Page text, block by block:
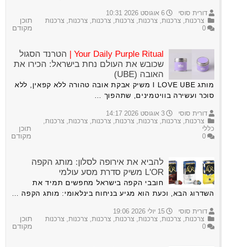
דורית סוסי
6 אוגוסט 2026 10:31
צרכנות, צרכנות, צרכנות, צרכנות, צרכנות, צרכנות, צרכנות
0
תוכן
מקודם
Your Daily Purple Ritual |
הטרנד הסגול
שכובש את העולם נחת בישראל: הכירו את
האובה (UBE)
מותג I LOVE UBE משיק אבקת אובה טהורה ללא קפאין, ללא
סוכר ועשירה בוויטמינים, שתהפוך …
דורית סוסי
3 אוגוסט 2026 14:17
צרכנות, צרכנות, צרכנות, צרכנות, צרכנות, צרכנות, צרכנות,
כללי
0
תוכן
מקודם
להביא את אירופה לסלון: מותג הקפה
L'OR משיק סדרת מסע עולמי
חובבי הקפה בישראל מחפשים תמיד את
השדרוג הבא, וכעת הוא מגיע בניחוח בינלאומי: מותג הקפה …
דורית סוסי
15 יולי 2026 19:06
צרכנות, צרכנות, צרכנות, צרכנות, צרכנות, צרכנות, צרכנות
0
תוכן
מקודם